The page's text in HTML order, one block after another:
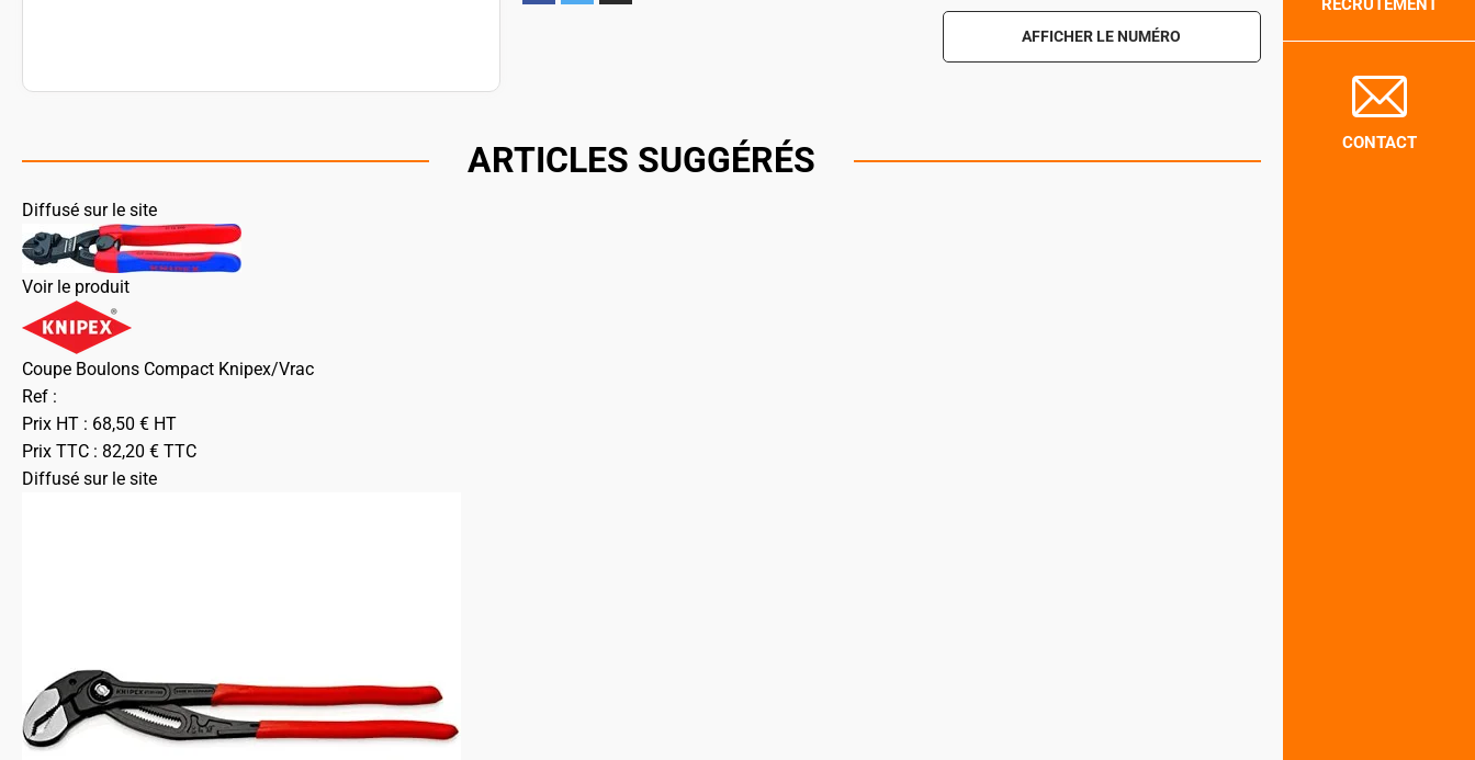
AFFICHER LE NUMÉRO
ARTICLES SUGGÉRÉS
Diffusé sur le site
Voir le produit
Coupe Boulons Compact Knipex/Vrac
Ref :
Prix HT : 68,50 € HT
Prix TTC : 82,20 € TTC
Diffusé sur le site
RECRUTEMENT
CONTACT